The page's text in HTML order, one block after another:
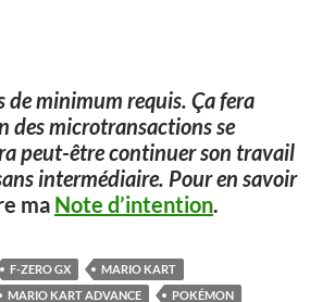
de minimum requis. Ça fera
des microtransactions se
peut-être continuer son travail
intermédiaire. Pour en savoir
ma Note d’intention.
F-ZERO GX
MARIO KART
MARIO KART ADVANCE POKÉMON